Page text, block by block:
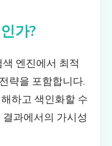
가?
엔진에서 최적
략을 포함합니다.
하고 색인화할 수
과에서의 가시성